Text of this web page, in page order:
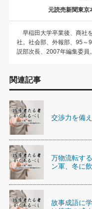
元読売新聞東京
早稲田大学卒業後、商社
社。社会部、外報部、95～
説部次長、2007年編集委
関連記事
交渉力を備
万物流転す
ン軍、冬に
故事成語に